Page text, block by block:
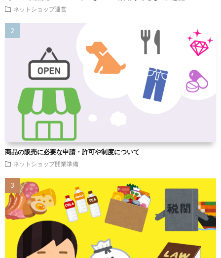
ネットショップ運営
商品の販売に必要な申請・許可や制度について
ネットショップ開業準備